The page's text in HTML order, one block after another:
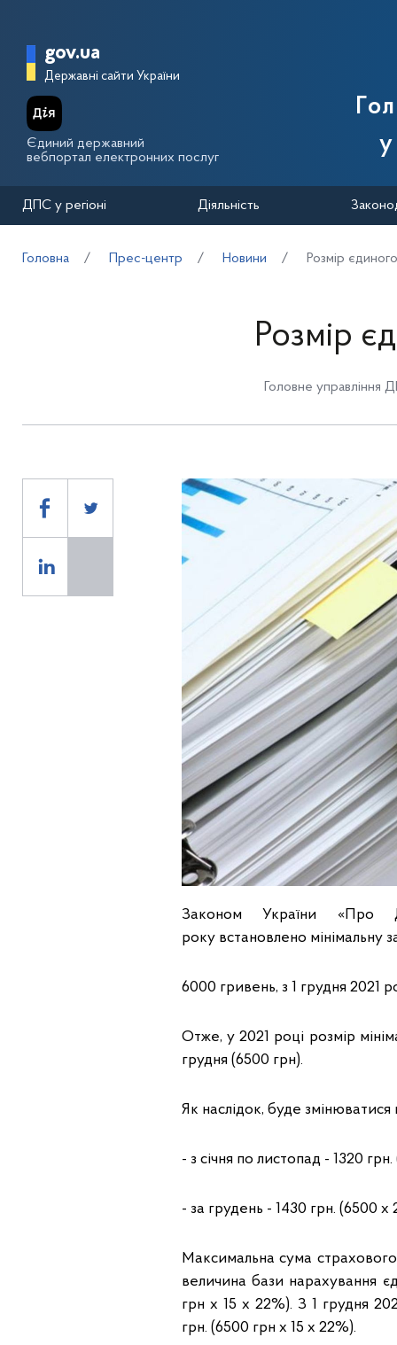
Головна сторінка Державної
gov.ua
Державні сайти України
Єдиний державний
вебпортал електронних послуг
ДПС у регіоні Діяльність
Головна Прес-центр Новини Розмір
Розмір
Головне управління
Законом України
року встановлено мінімальну
6000 гривень, з 1 грудня 2021
Отже, у 2021 році розмір
грудня (6500 грн).
Як наслідок, буде
- з січня по листопад - 1320
- за грудень - 1430 грн. (6500 х
Максимальна сума
величина бази нарахування
грн х 15 х 22%). З 1 грудня
грн. (6500 грн х 15 х 22%).